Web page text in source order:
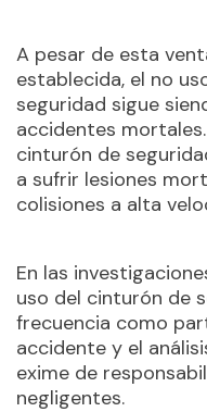
A pesar de esta
establecida, el no
seguridad sigue
accidentes
cinturón de
a sufrir lesiones
colisiones a alta
En las
uso del cinturón de
frecuencia como
accidente y el
exime de
negligentes.